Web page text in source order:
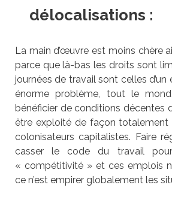
délocalisations :
La main d’œuvre est moins chère
parce que là-bas les droits sont
journées de travail sont celles d’un
énorme problème, tout le
bénéficier de conditions décentes
être exploité de façon totalement
colonisateurs capitalistes. Faire
casser le code du travail
« compétitivité » et ces emplois
ce n’est empirer globalement les